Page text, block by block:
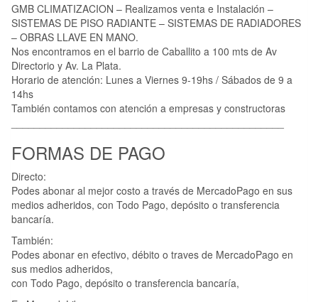
GMB CLIMATIZACION – Realizamos venta e Instalación –
SISTEMAS DE PISO RADIANTE – SISTEMAS DE RADIADORES
– OBRAS LLAVE EN MANO.
Nos encontramos en el barrio de Caballito a 100 mts de Av
Directorio y Av. La Plata.
Horario de atención: Lunes a Viernes 9-19hs / Sábados de 9 a
14hs
También contamos con atención a empresas y constructoras
FORMAS DE PAGO
Directo:
Podes abonar al mejor costo a través de MercadoPago en sus
medios adheridos, con Todo Pago, depósito o transferencia
bancaría.
También:
Podes abonar en efectivo, débito o traves de MercadoPago en
sus medios adheridos,
con Todo Pago, depósito o transferencia bancaría,